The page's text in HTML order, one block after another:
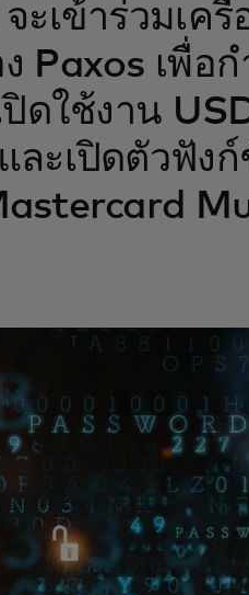
ะเข้าร่วมเค
Paxos เพื่อ
ดใช้งาน
ละเปิดตัวฟัง